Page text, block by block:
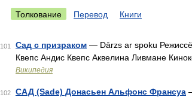
Толкование Перевод Книги
101 Сад с призраком — Dārzs ar spoku
Квепс Андис Квепс Аквелина Ливмане
Википедия
102 САД (Sade) Донасьен Альфонс Франсуа